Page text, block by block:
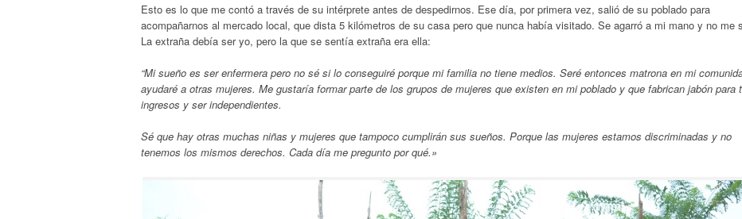
Esto es lo que me contó a través de su intérprete antes de despedirnos. Ese día, por primera vez, salió de su poblado para
acompañarnos al mercado local, que dista 5 kilómetros de su casa pero que nunca había visitado. Se agarró a mi mano y no me
La extraña debía ser yo, pero la que se sentía extraña era ella:
“Mi sueño es ser enfermera pero no sé si lo conseguiré porque mi familia no tiene medios. Seré entonces matrona en mi
ayudaré a otras mujeres. Me gustaría formar parte de los grupos de mujeres que existen en mi poblado y que fabrican jabón para
ingresos y ser independientes.
Sé que hay otras muchas niñas y mujeres que tampoco cumplirán sus sueños. Porque las mujeres estamos discriminadas y no
tenemos los mismos derechos. Cada día me pregunto por qué.»